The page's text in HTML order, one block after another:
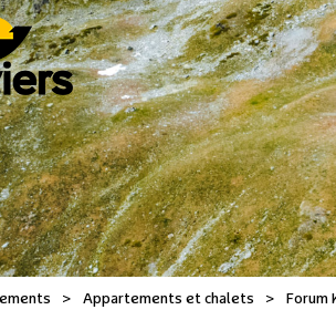
> Appartements et chalets > Forum